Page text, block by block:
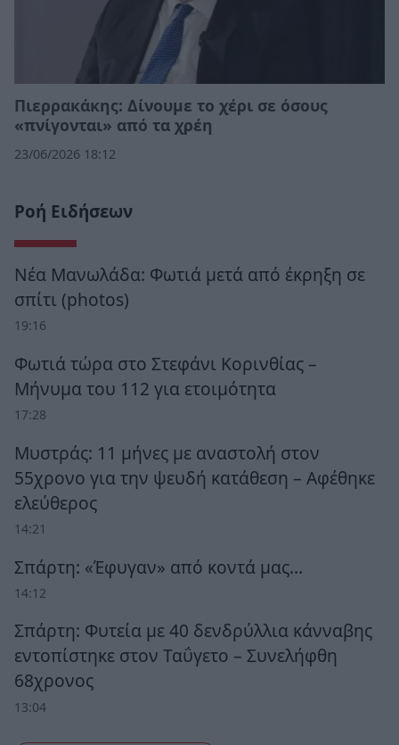
Πιερρακάκης: Δίνουμε το χέρι σε όσους
«πνίγονται» από τα χρέη
23/06/2026 18:12
Ροή Ειδήσεων
Νέα Μανωλάδα: Φωτιά μετά από έκρηξη σε
σπίτι (photos)
19:16
Φωτιά τώρα στο Στεφάνι Κορινθίας –
Μήνυμα του 112 για ετοιμότητα
17:28
Μυστράς: 11 μήνες με αναστολή στον
55χρονο για την ψευδή κατάθεση – Αφέθηκε
ελεύθερος
14:21
Σπάρτη: «Έφυγαν» από κοντά μας…
14:12
Σπάρτη: Φυτεία με 40 δενδρύλλια κάνναβης
εντοπίστηκε στον Ταΰγετο – Συνελήφθη
68χρονος
13:04